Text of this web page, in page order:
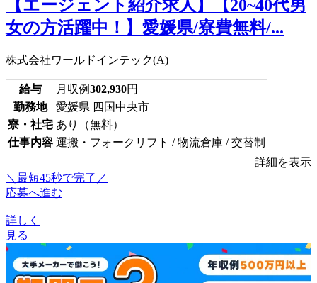
【エージェント紹介求人】【20~40代男
女の方活躍中！】愛媛県/寮費無料/...
株式会社ワールドインテック(A)
給与 月収例302,930円
勤務地
愛媛県 四国中央市
寮・社宅 あり（無料）
仕事内容 運搬・フォークリフト / 物流倉庫 / 交替制
詳細を表示
＼最短45秒で完了／
応募へ進む
詳しく
見る